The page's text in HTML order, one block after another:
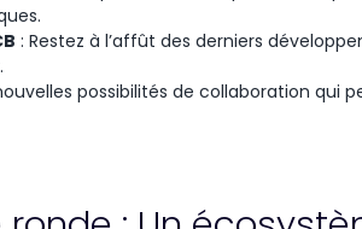
: Restez à l’affût des derniers
possibilités de collaboration qui